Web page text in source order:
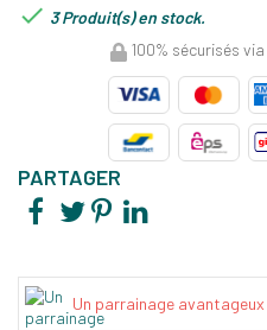
 3 Produit(s) en stock.
100% sécurisés
PARTAGER
Un parrainage avantageux